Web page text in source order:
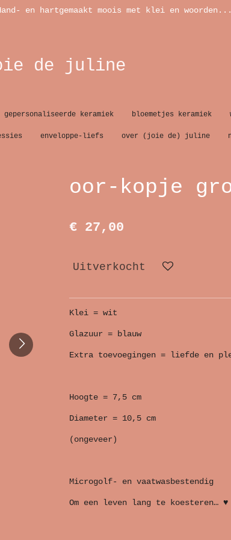
Hand- en hartgemaakt moois met klei en woorden...
de juline
gepersonaliseerde keramiek bloemetjes keramiek
enveloppe-liefs over (joie de) juline
oor-kopje
€ 27,00
Uitverkocht
Klei = wit
Glazuur = blauw
Extra toevoegingen = liefde en
Hoogte = 7,5 cm
Diameter = 10,5 cm
(ongeveer)
Microgolf- en vaatwasbestendig
Om een leven lang te koesteren… ♥